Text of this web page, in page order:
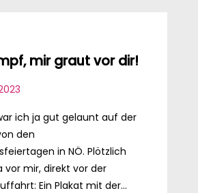
mir graut vor dir!
ich ja gut gelaunt auf der
den
in NÖ. Plötzlich
vor mir, direkt vor der
Ein Plakat mit der...